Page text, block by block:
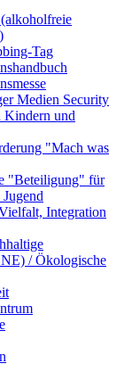
Tag
Medien Security
Kindern und
"Mach was
"Beteiligung" für
Integration
/ Ökologische